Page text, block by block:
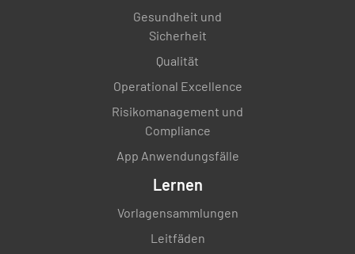
Gesundheit und
Sicherheit
Qualität
Operational Excellence
Risikomanagement und
Compliance
App Anwendungsfälle
Lernen
Vorlagensammlungen
Leitfäden